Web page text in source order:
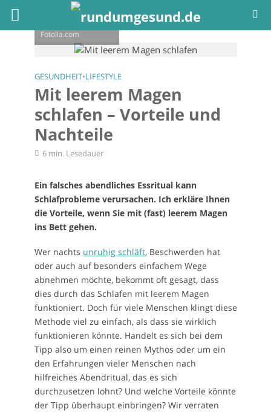
Fotolia.com
GESUNDHEIT•LIFESTYLE
Mit leerem Magen
schlafen – Vorteile und
Nachteile
6 min. Lesedauer
Ein falsches abendliches Essritual kann
Schlafprobleme verursachen. Ich erkläre Ihnen
die Vorteile, wenn Sie mit (fast) leerem Magen
ins Bett gehen.
Wer nachts unruhig schläft, Beschwerden hat
oder auch auf besonders einfachem Wege
abnehmen möchte, bekommt oft gesagt, dass
dies durch das Schlafen mit leerem Magen
funktioniert. Doch für viele Menschen klingt diese
Methode viel zu einfach, als dass sie wirklich
funktionieren könnte. Handelt es sich bei dem
Tipp also um einen reinen Mythos oder um ein
den Erfahrungen vieler Menschen nach
hilfreiches Abendritual, das es sich
durchzusetzen lohnt? Und welche Vorteile könnte
der Tipp überhaupt einbringen? Wir verraten